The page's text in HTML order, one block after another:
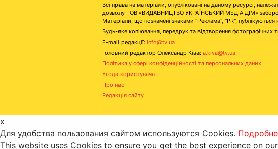
Всі права на матеріали, опубліковані на даному ресурсі,
дозволу ТОВ «ВИДАВНИЦТВО УКРАЇНСЬКИЙ МЕДІА ДІМ»
Матеріали, що позначені знаками "Реклама", "PR", публікуються
Будь-яке копіювання, передрук та відтворення фотографічних
E-mail редакції: info@tv.ua
Головний редактор Олександр Ківа: a.kiva@tv.ua
Політика у сфері конфіденційності та персональних даних
Угода користувача
Про нас
Редакція сайту
x
Для удобства пользования сайтом используются Cookies.
This website uses Cookies to ensure you get the best experience on